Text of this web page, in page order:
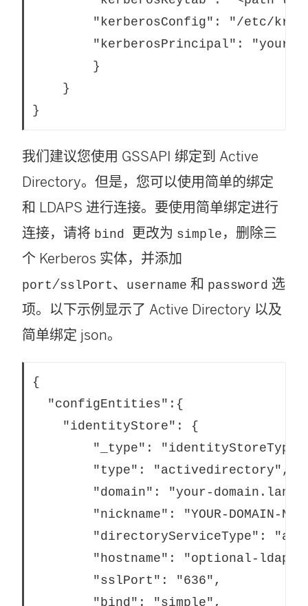
我们建议您使用 GSSAPI 绑定到 Active
Directory。但是，您可以使用简单的绑定
和 LDAPS 进行连接。要使用简单绑定进行
连接，请将 bind 更改为 simple ，删除三
个 Kerberos 实体，并添加
port/sslPort、 username 和 password 选
项。以下示例显示了 Active Directory 以及
简单绑定 json。
{
  "configEntities":{